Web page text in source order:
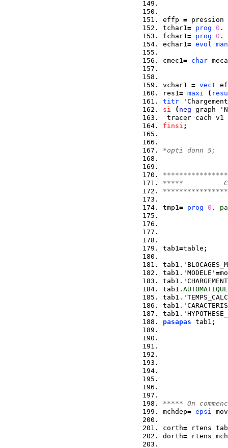
effp = pression
tchar1= prog 0 .
fchar1= prog 0 .
echar1= evol
cmec1= char
vchar1 = vect
res1= maxi ( resu
titr
si
( neg graph
tracer cach v1
finsi ;
*opti donn 5;
*****
tmp1= prog 0 .
tab1=table ;
tab1.'MODELE' =
tab1. AUTOMATIQUE
pasapas tab1 ;
***** On
mchdep= epsi
corth= rtens
dorth= rtens